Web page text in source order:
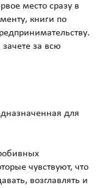
место сразу в
книги по
за всю
для
чувствуют, что
возглавлять и